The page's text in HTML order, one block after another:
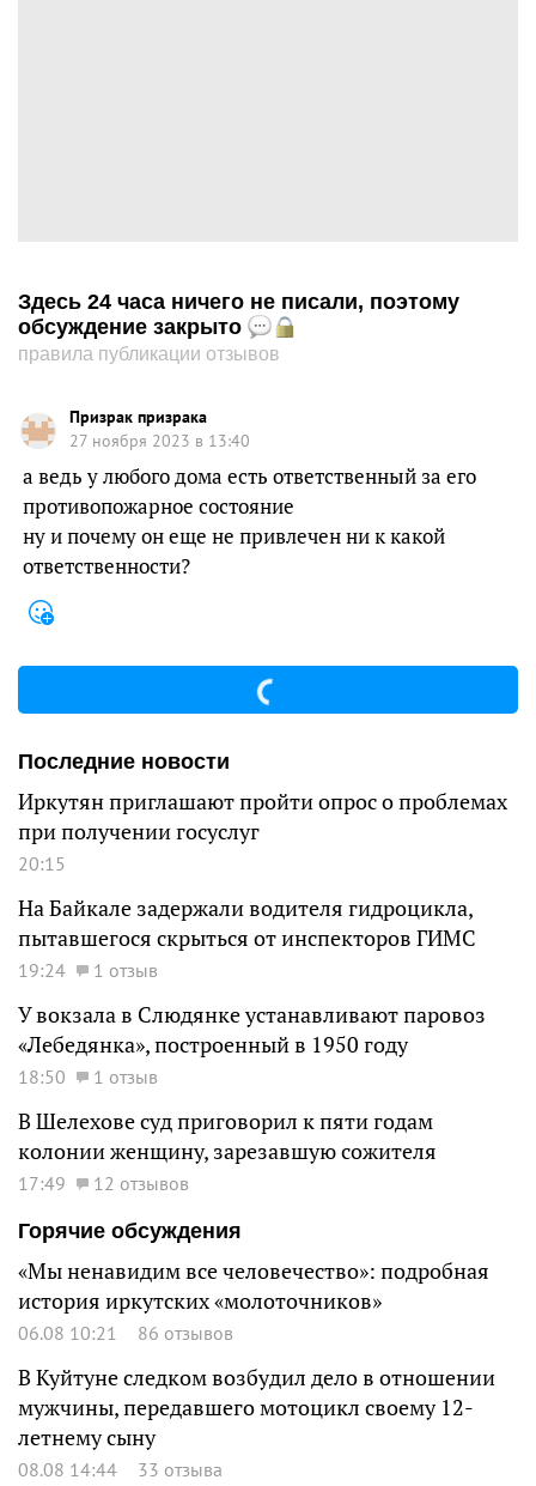
Здесь 24 часа ничего не писали, поэтому
обсуждение закрыто
правила публикации отзывов
Призрак призрака
27 ноября 2023 в 13:40
а ведь у любого дома есть ответственный за его
противопожарное состояние
ну и почему он еще не привлечен ни к какой
ответственности?
Последние новости
Иркутян приглашают пройти опрос о проблемах
при получении госуслуг
20:15
На Байкале задержали водителя гидроцикла,
пытавшегося скрыться от инспекторов ГИМС
19:24 1 отзыв
У вокзала в Слюдянке устанавливают паровоз
«Лебедянка», построенный в 1950 году
18:50 1 отзыв
В Шелехове суд приговорил к пяти годам
колонии женщину, зарезавшую сожителя
17:49
12 отзывов
Горячие обсуждения
«Мы ненавидим все человечество»: подробная
история иркутских «молоточников»
06.08 10:21 86 отзывов
В Куйтуне следком возбудил дело в отношении
мужчины, передавшего мотоцикл своему 12-
летнему сыну
08.08 14:44 33 отзыва